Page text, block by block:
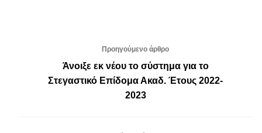
Προηγούμενο άρθρο
Άνοιξε εκ νέου το σύστημα για το
Στεγαστικό Επίδομα Ακαδ. Έτους 2022-
2023